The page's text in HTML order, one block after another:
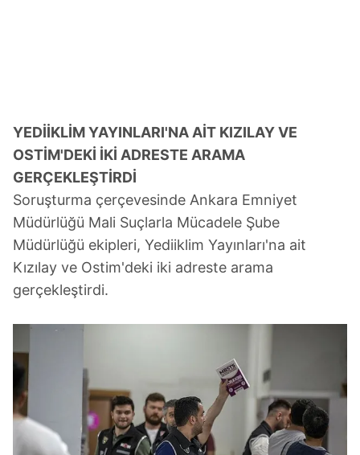
YEDİİKLİM YAYINLARI'NA AİT KIZILAY VE
OSTİM'DEKİ İKİ ADRESTE ARAMA
GERÇEKLEŞTİRDİ
Soruşturma çerçevesinde Ankara Emniyet
Müdürlüğü Mali Suçlarla Mücadele Şube
Müdürlüğü ekipleri, Yediiklim Yayınları'na ait
Kızılay ve Ostim'deki iki adreste arama
gerçekleştirdi.